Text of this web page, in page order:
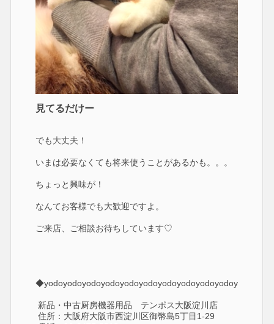
見てるだけー
でも大丈夫！
いまは必要なくても将来使うことがあるかも。。。
ちょっと興味が！
なんてお客様でも大歓迎ですよ。
ご来店、ご相談お待ちしています♡
◆yodoyodoyodoyodoyodoyodoyodoyodoyodoyodoyosoyo
新品・中古厨房機器用品 テンポス大阪淀川店
住所：大阪府大阪市西淀川区御幣島5丁目1-29